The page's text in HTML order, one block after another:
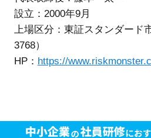
設立：2000年9月
上場区分：東証スタンダード
3768）
HP： https://